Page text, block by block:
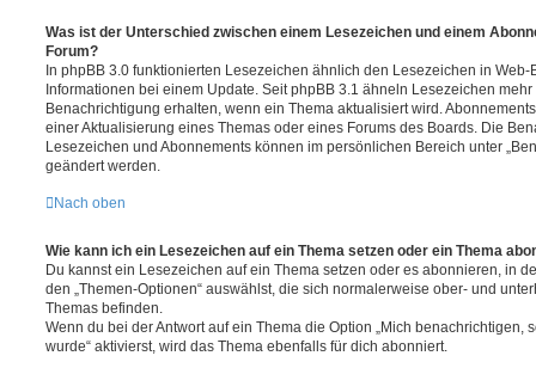
Was ist der Unterschied zwischen einem Lesezeichen und einem
Forum?
In phpBB 3.0 funktionierten Lesezeichen ähnlich den Lesezeichen in
Informationen bei einem Update. Seit phpBB 3.1 ähneln Lesezeichen
Benachrichtigung erhalten, wenn ein Thema aktualisiert wird.
einer Aktualisierung eines Themas oder eines Forums des Boards. Die
Lesezeichen und Abonnements können im persönlichen Bereich unter
geändert werden.
Nach oben
Wie kann ich ein Lesezeichen auf ein Thema setzen oder ein Thema
Du kannst ein Lesezeichen auf ein Thema setzen oder es abonnieren, in
den „Themen-Optionen“ auswählst, die sich normalerweise ober- und
Themas befinden.
Wenn du bei der Antwort auf ein Thema die Option „Mich benachrichtigen,
wurde“ aktivierst, wird das Thema ebenfalls für dich abonniert.